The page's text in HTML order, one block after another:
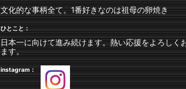
文化的な事柄全て。1番好きなのは祖母の卵焼き
ひとこと：
日本一に向けて進み続けます。熱い応援をよろしく
ます。
instagram：